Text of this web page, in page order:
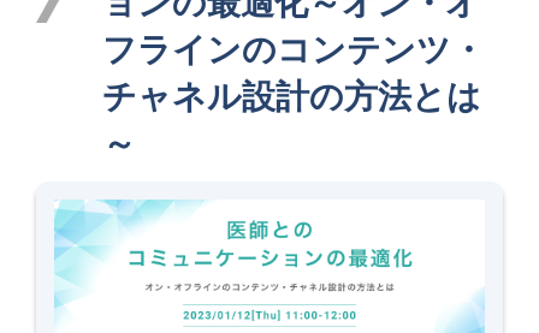
フラインのコンテンツ・
チャネル設計の方法とは
～